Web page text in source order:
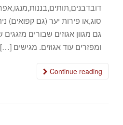
סוג,או פירות יער (גם קפואים)
גם מגוון אגוזים שבורים
ומפזרים עוד אגוזים. מגישים […]
Continue reading